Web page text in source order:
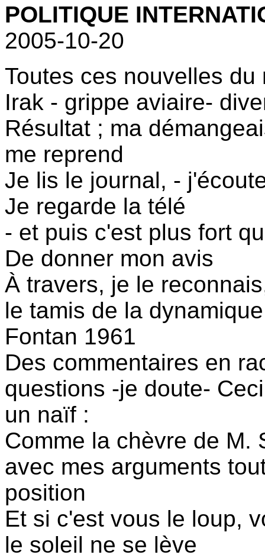
POLITIQUE
2005-10-20
Toutes ces nouvelles du
Irak - grippe aviaire-
Résultat ; ma
me reprend
Je lis le journal, -
Je regarde la télé
- et puis c'est plus fort
De donner mon avis
À travers, je le
le tamis de la
Fontan 1961
Des commentaires en
questions -je doute-
un naïf :
Comme la chèvre de M.
avec mes arguments
position
Et si c'est vous le loup,
le soleil ne se lève